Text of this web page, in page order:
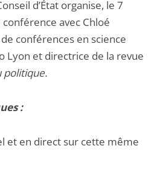
d’État organise, le 7
avec Chloé
conférences en science
Lyon et directrice de la revue
politique.
:
et en direct sur cette même